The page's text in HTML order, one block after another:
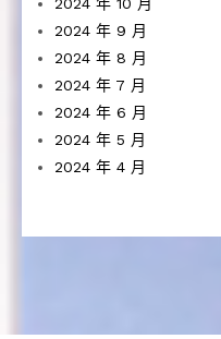
2024 年 9 月
2024 年 8 月
2024 年 7 月
2024 年 6 月
2024 年 5 月
2024 年 4 月